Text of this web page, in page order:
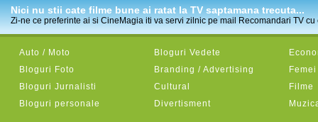
Nici nu stii cate filme bune ai ratat la TV saptamana trecuta...
Zi-ne ce preferinte ai si CineMagia iti va servi zilnic pe mail Recomandari TV
Auto / Moto
Bloguri Foto
Bloguri Jurnalisti
Bloguri personale
Bloguri Vedete
Branding / Advertising
Cultural
Divertisment
Femei
Filme